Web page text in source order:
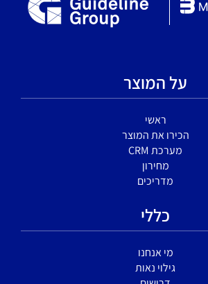
על המוצר
ראשי
הכירו את המוצר
מערכת CRM
מחירון
מדריכים
כללי
מי אנחנו
גילוי נאות